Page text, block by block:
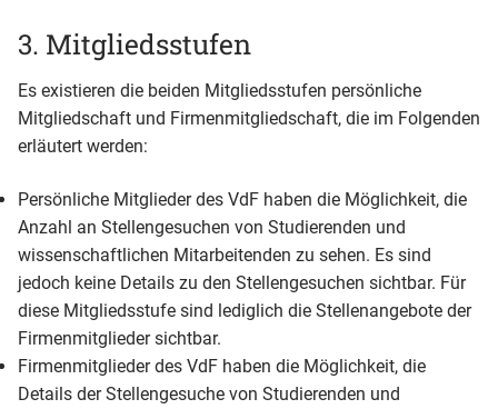
3. Mitgliedsstufen
Es existieren die beiden Mitgliedsstufen persönliche
Mitgliedschaft und Firmenmitgliedschaft, die im Folgenden
erläutert werden:
Persönliche Mitglieder des VdF haben die Möglichkeit, die
Anzahl an Stellengesuchen von Studierenden und
wissenschaftlichen Mitarbeitenden zu sehen. Es sind
jedoch keine Details zu den Stellengesuchen sichtbar. Für
diese Mitgliedsstufe sind lediglich die Stellenangebote der
Firmenmitglieder sichtbar.
Firmenmitglieder des VdF haben die Möglichkeit, die
Details der Stellengesuche von Studierenden und